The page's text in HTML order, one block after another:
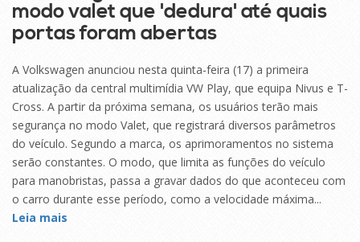
modo valet que 'dedura' até quais
portas foram abertas
A Volkswagen anunciou nesta quinta-feira (17) a primeira
atualização da central multimídia VW Play, que equipa Nivus e T-
Cross. A partir da próxima semana, os usuários terão mais
segurança no modo Valet, que registrará diversos parâmetros
do veículo. Segundo a marca, os aprimoramentos no sistema
serão constantes. O modo, que limita as funções do veículo
para manobristas, passa a gravar dados do que aconteceu com
o carro durante esse período, como a velocidade máxima...
Leia mais